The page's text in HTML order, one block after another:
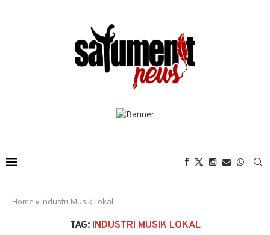
Home » Industri Musik Lokal
TAG: INDUSTRI MUSIK LOKAL